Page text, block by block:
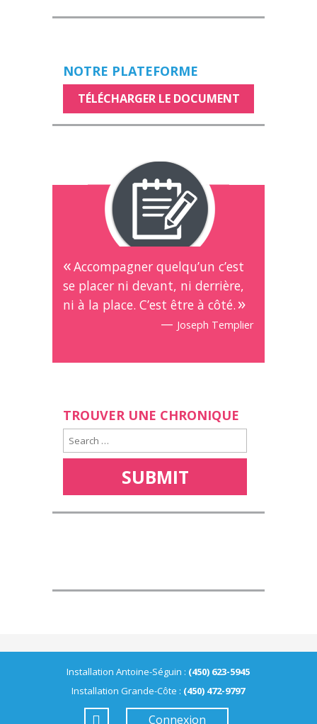
NOTRE PLATEFORME
TÉLÉCHARGER LE DOCUMENT
Accompagner quelqu’un c’est
se placer ni devant, ni derrière,
ni à la place. C’est être à côté.
— Joseph Templier
TROUVER UNE CHRONIQUE
Installation Antoine-Séguin : (450) 623-5945
Installation Grande-Côte : (450) 472-9797
Connexion